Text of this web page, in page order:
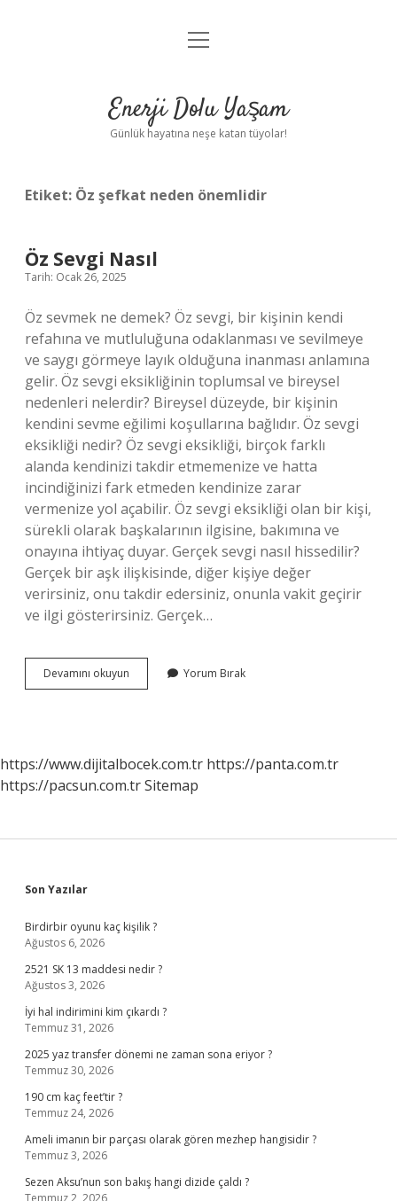
Anasayfa
Yasal Uyarı
menüyü
Enerji Dolu Yaşam
Günlük hayatına neşe katan tüyolar!
Etiket: Öz şefkat neden önemlidir
Öz Sevgi Nasıl
Tarih: Ocak 26, 2025
Öz sevmek ne demek? Öz sevgi, bir kişinin kendi
refahına ve mutluluğuna odaklanması ve sevilmeye
ve saygı görmeye layık olduğuna inanması anlamına
gelir. Öz sevgi eksikliğinin toplumsal ve bireysel
nedenleri nelerdir? Bireysel düzeyde, bir kişinin
kendini sevme eğilimi koşullarına bağlıdır. Öz sevgi
eksikliği nedir? Öz sevgi eksikliği, birçok farklı
alanda kendinizi takdir etmemenize ve hatta
incindiğinizi fark etmeden kendinize zarar
vermenize yol açabilir. Öz sevgi eksikliği olan bir kişi,
sürekli olarak başkalarının ilgisine, bakımına ve
onayına ihtiyaç duyar. Gerçek sevgi nasıl hissedilir?
Gerçek bir aşk ilişkisinde, diğer kişiye değer
verirsiniz, onu takdir edersiniz, onunla vakit geçirir
ve ilgi gösterirsiniz. Gerçek…
Devamını okuyun
Sevgi
Yorum Bırak
https://www.dijitalbocek.com.tr https://panta.com.tr
https://pacsun.com.trSitemap
Sidebar
Son Yazılar
Birdirbir oyunu kaç kişilik ?
Ağustos 6, 2026
2521 SK 13 maddesi nedir ?
Ağustos 3, 2026
İyi hal indirimini kim çıkardı ?
Temmuz 31, 2026
2025 yaz transfer dönemi ne zaman sona eriyor ?
Temmuz 30, 2026
190 cm kaç feet’tir ?
Temmuz 24, 2026
Ameli imanın bir parçası olarak gören mezhep hangisidir ?
Temmuz 3, 2026
Sezen Aksu’nun son bakış hangi dizide çaldı ?
Temmuz 2, 2026